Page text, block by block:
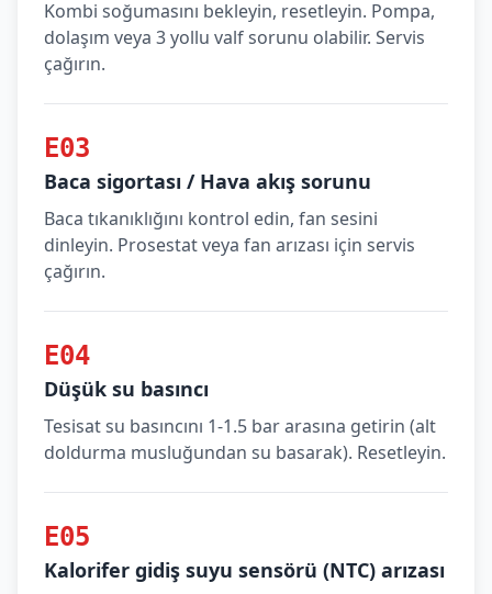
Kombi soğumasını bekleyin, resetleyin. Pompa,
dolaşım veya 3 yollu valf sorunu olabilir. Servis
çağırın.
E03
Baca sigortası / Hava akış sorunu
Baca tıkanıklığını kontrol edin, fan sesini
dinleyin. Prosestat veya fan arızası için servis
çağırın.
E04
Düşük su basıncı
Tesisat su basıncını 1-1.5 bar arasına getirin (alt
doldurma musluğundan su basarak). Resetleyin.
E05
Kalorifer gidiş suyu sensörü (NTC) arızası